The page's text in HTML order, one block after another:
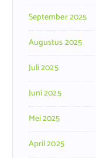
September 2025
Augustus 2025
Juli 2025
Juni 2025
Mei 2025
April 2025